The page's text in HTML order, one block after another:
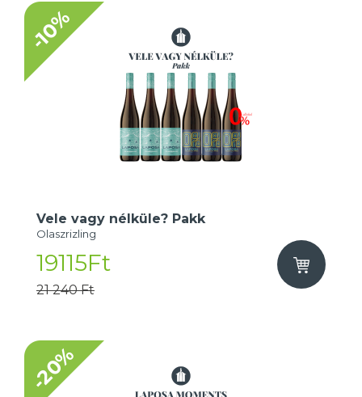
-10%
Vele vagy nélküle? Pakk
Olaszrizling
19115Ft
21 240 Ft
-20%